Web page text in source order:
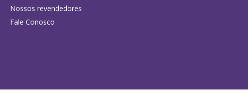
Nossos revendedores
Fale Conosco